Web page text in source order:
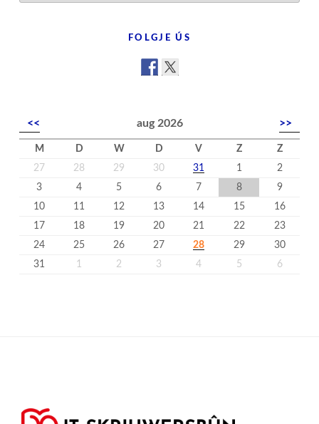
FOLGJE ÚS
<< aug 2026 >>
M D W D V Z
Z
27
28 29 30 31 1
2
3
4 5 6 7 8
9
10
11 12 13 14 15
16
17
18 19 20 21 22
23
24
25 26 27 28 29
30
31
1 2 3 4 5 6